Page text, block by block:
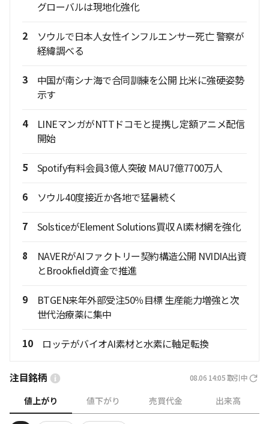
グローバルは現地化強化
2
ソウルで日本人女性インフルエンサー死亡 警察が
経緯調べる
3
中国が南シナ海で合同訓練を公開 比米に強硬姿勢
示す
4
LINEマンガがNTTドコモと提携し定額アニメ配信
開始
5 Spotify有料会員3億人突破 MAU7億7700万人
6 ソウル40度接近か各地で猛暑続く
7 SolsticeがElement Solutions買収 AI素材網を強化
8
NAVERがAIファクトリー契約構造公開 NVIDIA出資
とBrookfield資金で推進
9
BTGEN来年外部受注50％目標 生産能力増強と次
世代治療薬に集中
10 ロッテがバイオAI素材と水素に軸足転換
注目銘柄 08.06 14:05 取引中
値上がり 値下がり 売買代金 出来高